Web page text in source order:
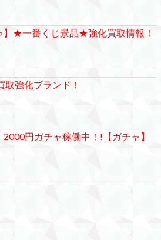
】★一番くじ景品★強化買取情報！
取強化ブランド！
2000円ガチャ稼働中！!【ガチャ】